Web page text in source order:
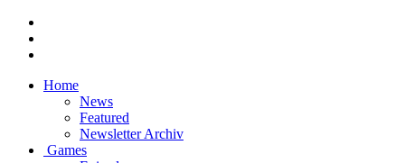
Home
News
Featured
Newsletter Archiv
Games